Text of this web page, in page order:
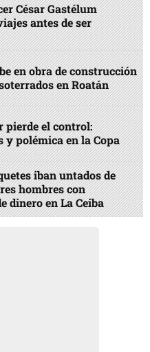
César Gastélum
antes de ser
en obra de construcción
en Roatán
pierde el control:
polémica en la Copa
iban untados de
hombres con
dinero en La Ceiba